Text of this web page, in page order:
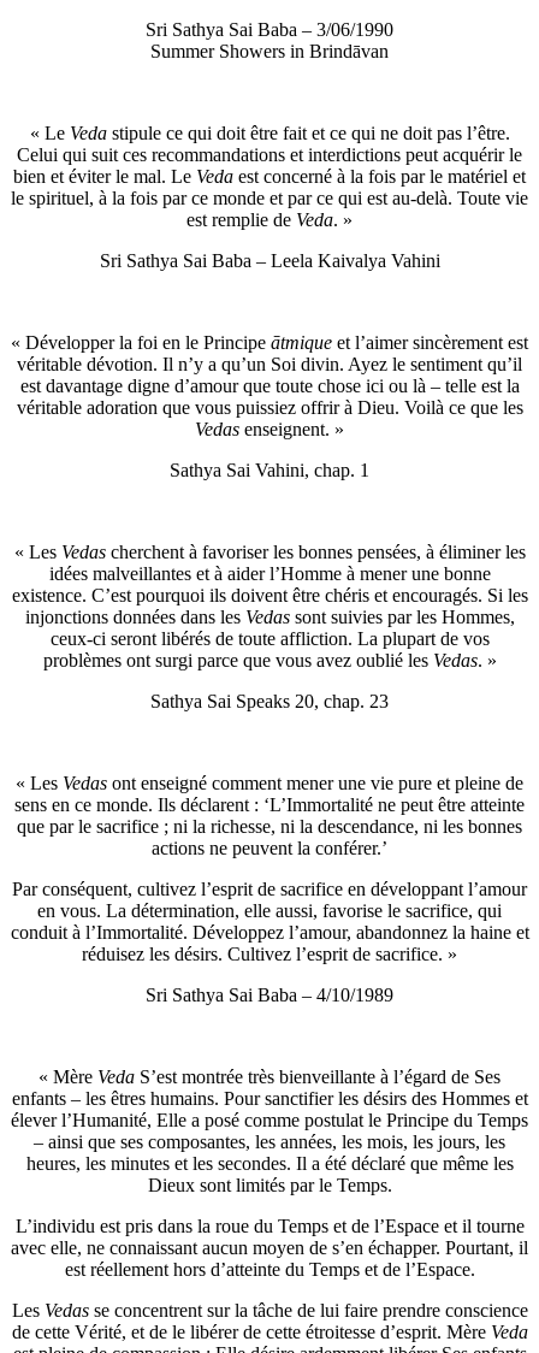
Sri Sathya Sai Baba – 3/06/1990
Summer Showers in Brindāvan
« Le Vedastipule ce qui doit être fait et ce qui ne doit pas l’être.
Celui qui suit ces recommandations et interdictions peut acquérir le
bien et éviter le mal. Le Veda est concerné à la fois par le matériel et
le spirituel, à la fois par ce monde et par ce qui est au-delà. Toute vie
est remplie de Veda. »
Sri Sathya Sai Baba – Leela Kaivalya Vahini
« Développer la foi en le Principe ātmique et l’aimer sincèrement est
véritable dévotion. Il n’y a qu’un Soi divin. Ayez le sentiment qu’il
est davantage digne d’amour que toute chose ici ou là – telle est la
véritable adoration que vous puissiez offrir à Dieu. Voilà ce que les
Vedas enseignent. »
Sathya Sai Vahini, chap. 1
« Les Vedascherchent à favoriser les bonnes pensées, à éliminer les
idées malveillantes et à aider l’Homme à mener une bonne
existence. C’est pourquoi ils doivent être chéris et encouragés. Si les
injonctions données dans les Vedassont suivies par les Hommes,
ceux-ci seront libérés de toute affliction. La plupart de vos
problèmes ont surgi parce que vous avez oublié les Vedas. »
Sathya Sai Speaks 20, chap. 23
« Les Vedas ont enseigné comment mener une vie pure et pleine de
sens en ce monde. Ils déclarent : ‘L’Immortalité ne peut être atteinte
que par le sacrifice ; ni la richesse, ni la descendance, ni les bonnes
actions ne peuvent la conférer.’
Par conséquent, cultivez l’esprit de sacrifice en développant l’amour
en vous. La détermination, elle aussi, favorise le sacrifice, qui
conduit à l’Immortalité. Développez l’amour, abandonnez la haine et
réduisez les désirs. Cultivez l’esprit de sacrifice. »
Sri Sathya Sai Baba – 4/10/1989
« Mère Veda S’est montrée très bienveillante à l’égard de Ses
enfants – les êtres humains. Pour sanctifier les désirs des Hommes et
élever l’Humanité, Elle a posé comme postulat le Principe du Temps
– ainsi que ses composantes, les années, les mois, les jours, les
heures, les minutes et les secondes. Il a été déclaré que même les
Dieux sont limités par le Temps.
L’individu est pris dans la roue du Temps et de l’Espace et il tourne
avec elle, ne connaissant aucun moyen de s’en échapper. Pourtant, il
est réellement hors d’atteinte du Temps et de l’Espace.
Les Vedasse concentrent sur la tâche de lui faire prendre conscience
de cette Vérité, et de le libérer de cette étroitesse d’esprit. Mère Veda